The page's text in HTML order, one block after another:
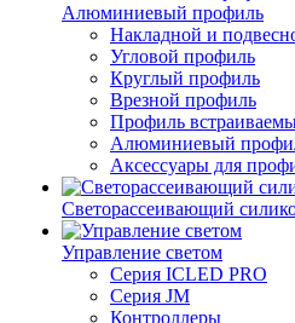
Алюминиевый профиль
Накладной и
Угловой профиль
Круглый профиль
Врезной профиль
Профиль
Алюминиевый
Аксессуары для
Светорассеивающий
Управление светом
Серия ICLED PRO
Серия JM
Контроллеры